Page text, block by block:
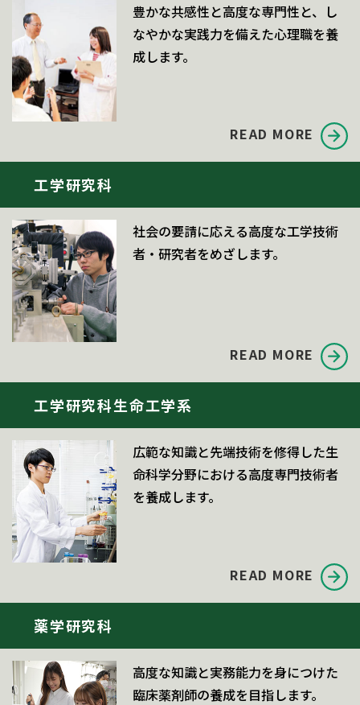
豊かな共感性と高度な専門性と、し
なやかな実践力を備えた心理職を養
成します。
READ MORE
工学研究科
社会の要請に応える高度な工学技術
者・研究者をめざします。
READ MORE
工学研究科生命工学系
広範な知識と先端技術を修得した生
命科学分野における高度専門技術者
を養成します。
READ MORE
薬学研究科
高度な知識と実務能力を身につけた
臨床薬剤師の養成を目指します。